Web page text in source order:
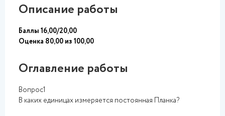
Описание работы
Баллы 16,00/20,00
Оценка 80,00 из 100,00
Оглавление работы
Вопрос1
В каких единицах измеряется постоянная Планка?